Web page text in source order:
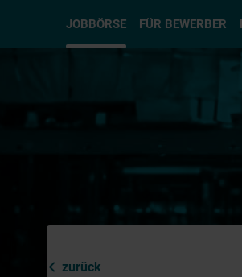
JOBBÖRSE FÜR BEWERBER
Typ
zurück